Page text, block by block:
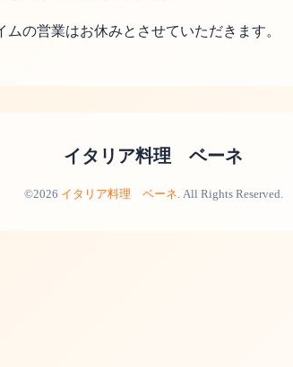
の営業はお休みとさせていただきます。
イタリア料理 ベーネ
©2026 イタリア料理 ベーネ. All Rights Reserved.